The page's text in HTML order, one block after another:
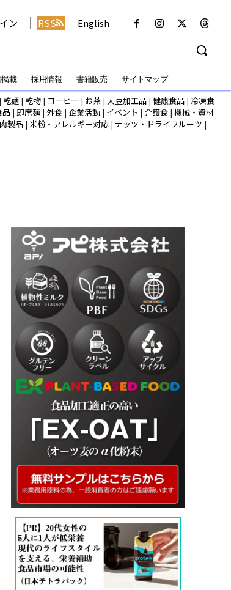
ン RSS English
載 採用情報 書籍販売 サイトマップ
| 乾麺 | 乾物 | コーヒー | お茶 | 大豆加工品 | 健康食品 | 冷凍食
品 | 即席麺 | 外食 | 企業活動 | イベント | 介護食 | 機械・資材
製品 | 米粉・アレルギー対応 | ナッツ・ドライフルーツ |